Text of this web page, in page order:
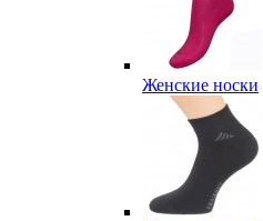
Женские носки